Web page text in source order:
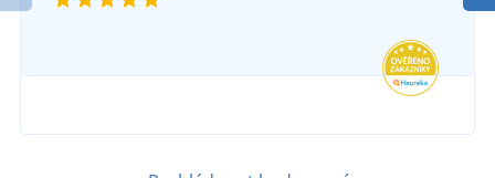
1 032 Kč